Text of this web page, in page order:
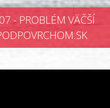
- PROBLÉM VÄČŠÍ